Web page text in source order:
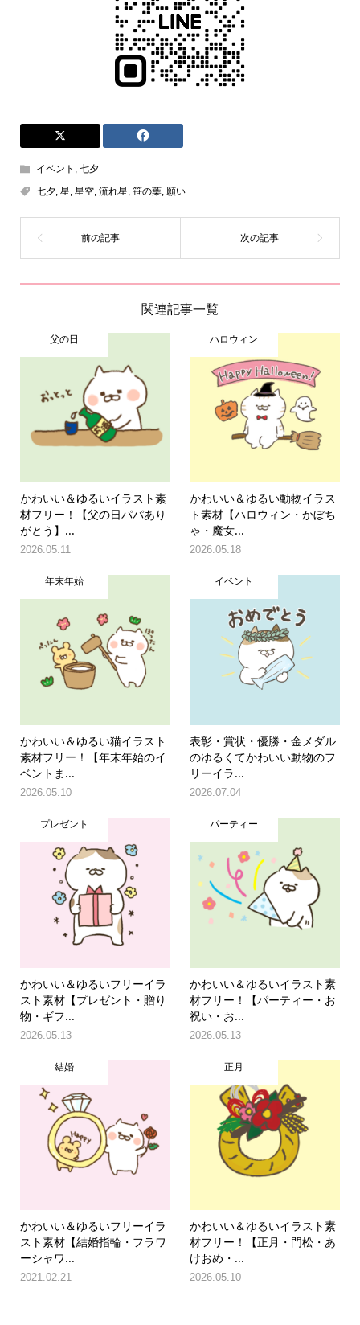
イベント , 七夕
七夕, 星, 星空, 流れ星, 笹の葉, 願い
関連記事一覧
父の日
かわいい＆ゆるいイラスト素
材フリー！【父の日パパあり
がとう】...
2026.05.11
ハロウィン
かわいい＆ゆるい動物イラス
ト素材【ハロウィン・かぼち
ゃ・魔女...
2026.05.18
年末年始
かわいい＆ゆるい猫イラスト
素材フリー！【年末年始のイ
ベントま...
2026.05.10
イベント
表彰・賞状・優勝・金メダル
のゆるくてかわいい動物のフ
リーイラ...
2026.07.04
プレゼント
かわいい＆ゆるいフリーイラ
スト素材【プレゼント・贈り
物・ギフ...
2026.05.13
パーティー
かわいい＆ゆるいイラスト素
材フリー！【パーティー・お
祝い・お...
2026.05.13
結婚
かわいい＆ゆるいフリーイラ
スト素材【結婚指輪・フラワ
ーシャワ...
2021.02.21
正月
かわいい＆ゆるいイラスト素
材フリー！【正月・門松・あ
けおめ・...
2026.05.10